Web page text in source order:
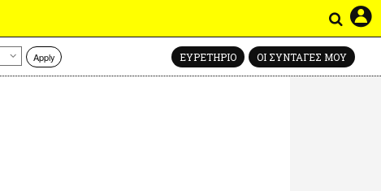
Apply ΕΥΡΕΤΗΡΙΟ ΟΙ ΣΥΝΤΑΓΕΣ ΜΟΥ